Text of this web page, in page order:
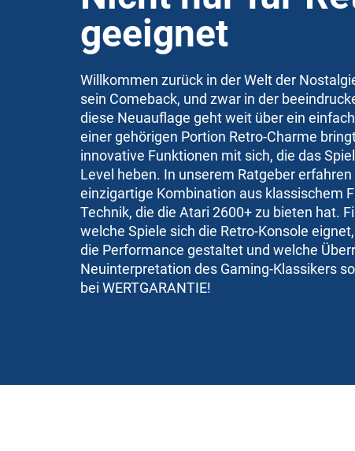
geeignet
Willkommen zurück in der Welt der
sein Comeback, und zwar in der
diese Neuauflage geht weit über ein
einer gehörigen Portion Retro-Charme
innovative Funktionen mit sich, die das
Level heben. In unserem Ratgeber erfahren
einzigartige Kombination aus klassischem
Technik, die die Atari 2600+ zu bieten hat.
welche Spiele sich die Retro-Konsole
die Performance gestaltet und welche
Neuinterpretation des Gaming-Klassikers
bei WERTGARANTIE!